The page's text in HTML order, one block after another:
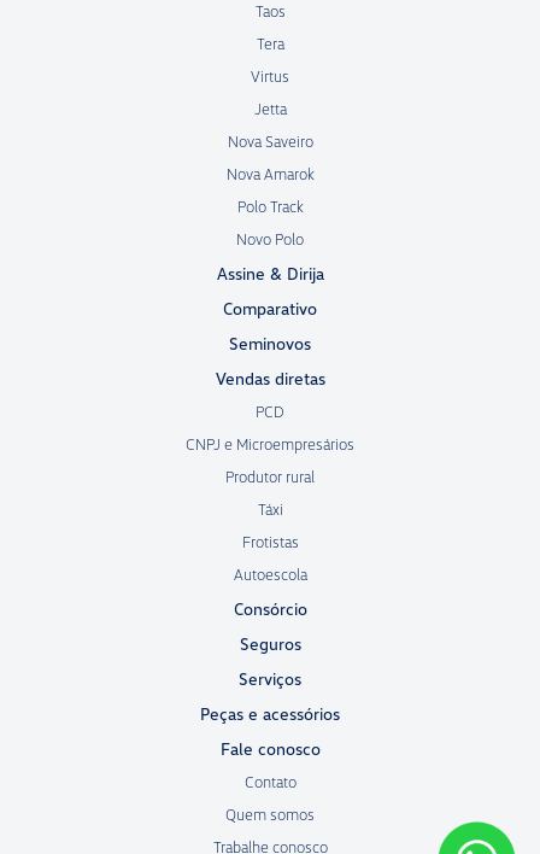
Taos
Tera
Virtus
Jetta
Nova Saveiro
Nova Amarok
Polo Track
Novo Polo
Assine & Dirija
Comparativo
Seminovos
Vendas diretas
PCD
CNPJ e Microempresários
Produtor rural
Táxi
Frotistas
Autoescola
Consórcio
Seguros
Serviços
Peças e acessórios
Fale conosco
Contato
Quem somos
Trabalhe conosco